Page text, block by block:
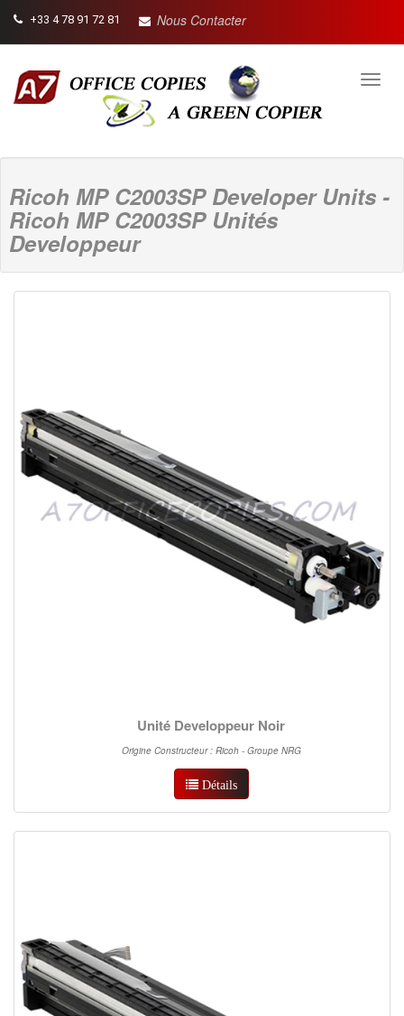
+33 4 78 91 72 81 Nous Contacter
Ricoh MP C2003SP Developer Units -
Ricoh MP C2003SP Unités
Developpeur
Unité Developpeur Noir
Origine Constructeur : Ricoh - Groupe NRG
Détails